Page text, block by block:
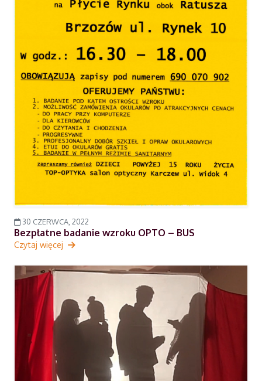
30 CZERWCA, 2022
Bezpłatne badanie wzroku OPTO – BUS
Czytaj więcej